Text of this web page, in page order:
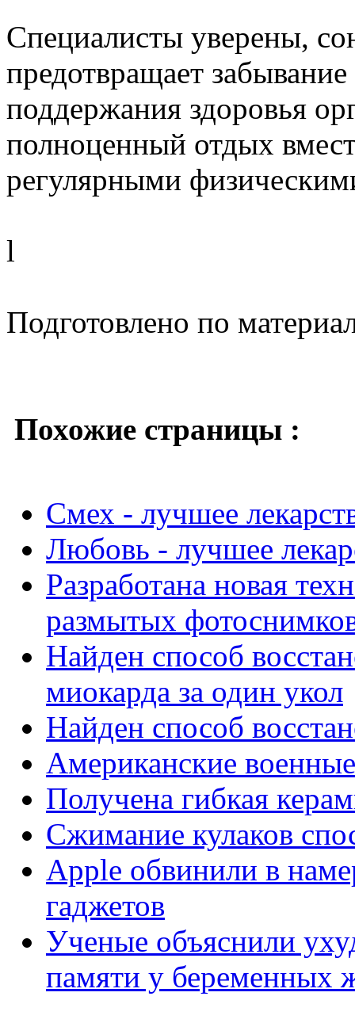
Специалисты уверены,
предотвращает
поддержания здоровья
полноценный отдых
регулярными
l
Подготовлено по
Похожие страницы :
Смех - лучшее
Любовь - лучшее
Разработана новая
размытых
Найден способ
миокарда за один укол
Найден способ
Американские
Получена гибкая
Сжимание кулаков
Apple обвинили в
гаджетов
Ученые объяснили
памяти у беременных